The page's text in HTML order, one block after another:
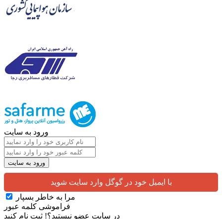
ورود به سایت
با ایمیل خود در گوگل وارد سایت شوید
مرا به خاطر بسپار
فراموشی کلمه عبور
در سایت عضو نیستید؟! ثبت نام کنید